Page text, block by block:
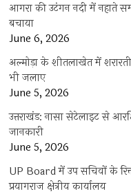
आगरा की उटंगन नदी में नहाते
बचाया
June 6, 2026
अल्मोड़ा के शीतलाखेत में
भी जलाए
June 5, 2026
उत्तराखंड: नासा सेटेलाइट से
जानकारी
June 5, 2026
UP Board में उप सचिवों के
प्रयागराज क्षेत्रीय कार्यालय